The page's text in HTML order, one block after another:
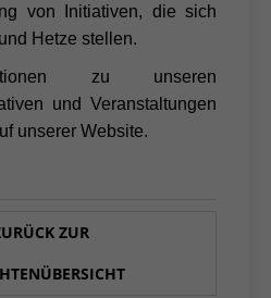
von Initiativen, die sich
Hetze stellen.
zu unseren
und Veranstaltungen
unserer Website.
ZUR